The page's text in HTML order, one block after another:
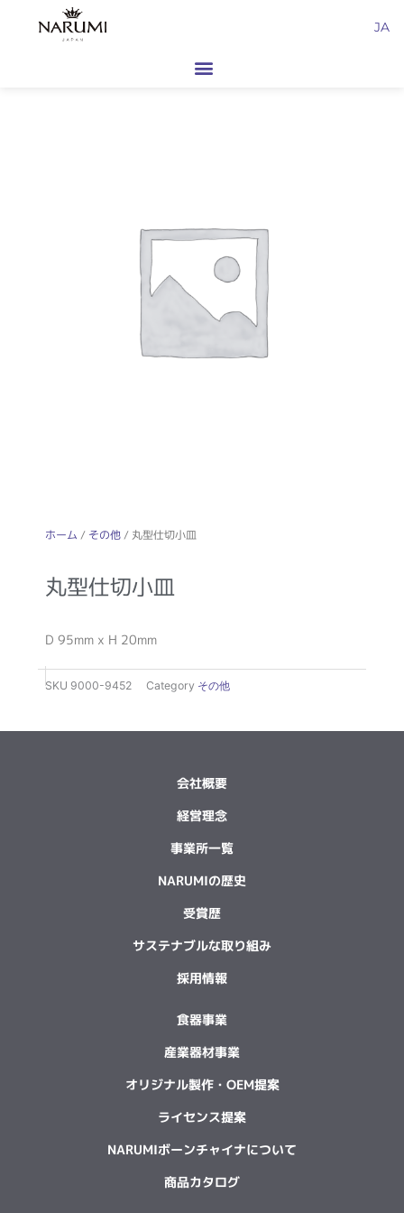
JA
ホーム / その他/ 丸型仕切小皿
丸型仕切小皿
D 95mm x H 20mm
SKU 9000-9452 Category その他
会社概要
経営理念
事業所一覧
NARUMIの歴史
受賞歴
サステナブルな取り組み
採用情報
食器事業
産業器材事業
オリジナル製作・OEM提案
ライセンス提案
NARUMIボーンチャイナについて
商品カタログ